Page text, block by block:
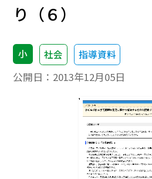
り（６）
小 社会 指導資料
公開日： 2013年12月05日